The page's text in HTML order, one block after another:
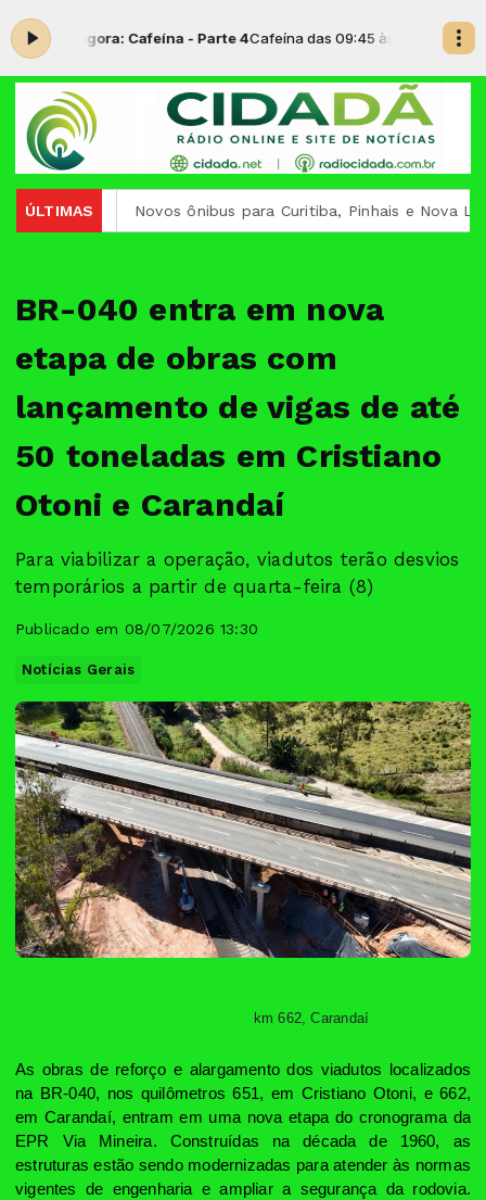
agora: Cafeína - Parte 4Cafeína das 09:45 às 11:30 -
ÚLTIMASNovos ônibus para Curitiba, Pinhais e Nova Lima
BR-040 entra em nova
etapa de obras com
lançamento de vigas de até
50 toneladas em Cristiano
Otoni e Carandaí
Para viabilizar a operação, viadutos terão desvios
temporários a partir de quarta-feira (8)
Publicado em 08/07/2026 13:30
Notícias Gerais
km 662, Carandaí
As obras de reforço e alargamento dos viadutos localizados
na BR-040, nos quilômetros 651, em Cristiano Otoni, e 662,
em Carandaí, entram em uma nova etapa do cronograma da
EPR Via Mineira. Construídas na década de 1960, as
estruturas estão sendo modernizadas para atender às normas
vigentes de engenharia e ampliar a segurança da rodovia.